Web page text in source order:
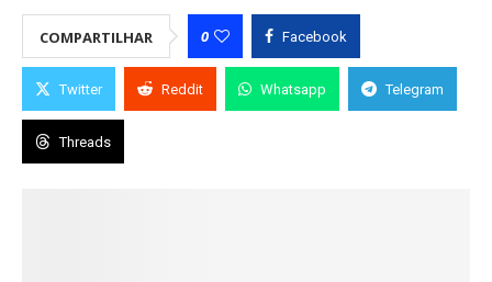
COMPARTILHAR 0 Facebook
Twitter Reddit Whatsapp Telegram
Threads